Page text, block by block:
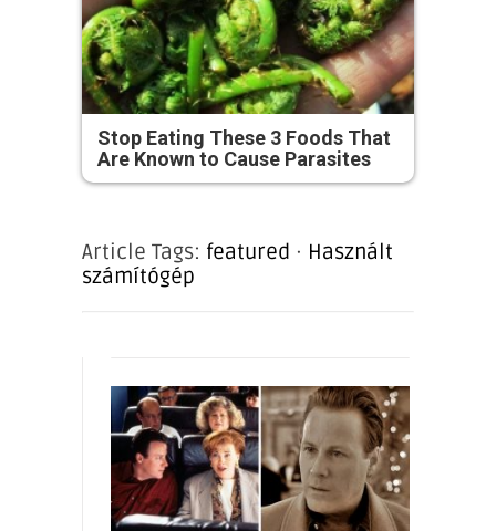
Stop Eating These 3 Foods That
Are Known to Cause Parasites
Article Tags: featured · Használt
számítógép